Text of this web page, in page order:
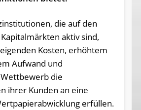
die auf den
aktiv sind,
Kosten, erhöhtem
Aufwand und
die
ihrer Kunden an eine
erfüllen.